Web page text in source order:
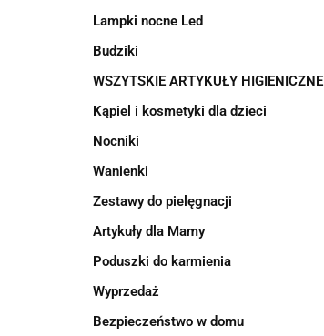
Lampki nocne Led
Budziki
WSZYTSKIE ARTYKUŁY HIGIENICZNE
Kąpiel i kosmetyki dla dzieci
Nocniki
Wanienki
Zestawy do pielęgnacji
Artykuły dla Mamy
Poduszki do karmienia
Wyprzedaż
Bezpieczeństwo w domu